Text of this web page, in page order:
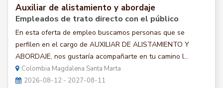
Auxiliar de alistamiento y abordaje
Empleados de trato directo con el público
En esta oferta de empleo buscamos personas que se
perfilen en el cargo de AUXILIAR DE ALISTAMIENTO Y
ABORDAJE, nos gustaría acompañarte en tu camino l...
Colombia Magdalena Santa Marta
2026-08-12 - 2027-08-11